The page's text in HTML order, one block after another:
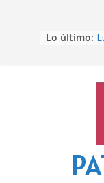
Lo último: